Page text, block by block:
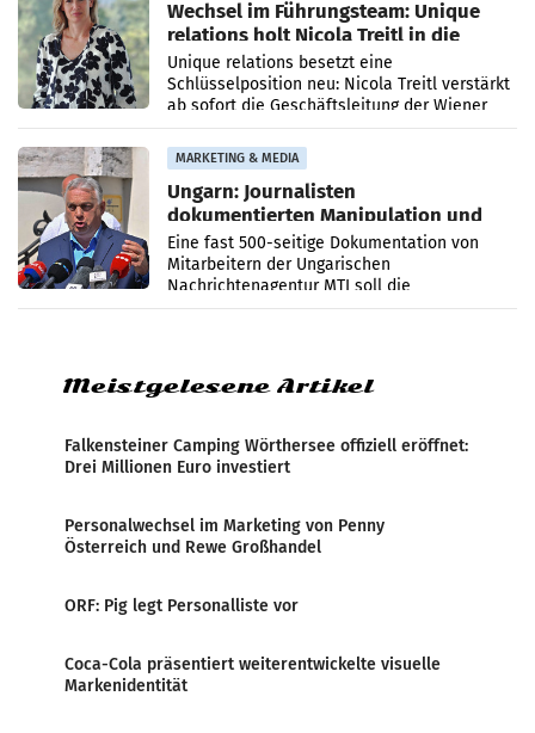
Wechsel im Führungsteam: Unique
relations holt Nicola Treitl in die
Geschäftsleitung
Unique relations besetzt eine
Schlüsselposition neu: Nicola Treitl verstärkt
ab sofort die Geschäftsleitung der Wiener
PR-Agentur an der Seite von Josef Kalina und
Anna Kalina-Mahr.
MARKETING & MEDIA
Ungarn: Journalisten
dokumentierten Manipulation und
Zensur
Eine fast 500-seitige Dokumentation von
Mitarbeitern der Ungarischen
Nachrichtenagentur MTI soll die
systematische Nachrichten-Manipulation und
Meistgelesene Artikel
Falkensteiner Camping Wörthersee offiziell eröffnet:
Drei Millionen Euro investiert
Personalwechsel im Marketing von Penny
Österreich und Rewe Großhandel
ORF: Pig legt Personalliste vor
Coca-Cola präsentiert weiterentwickelte visuelle
Markenidentität